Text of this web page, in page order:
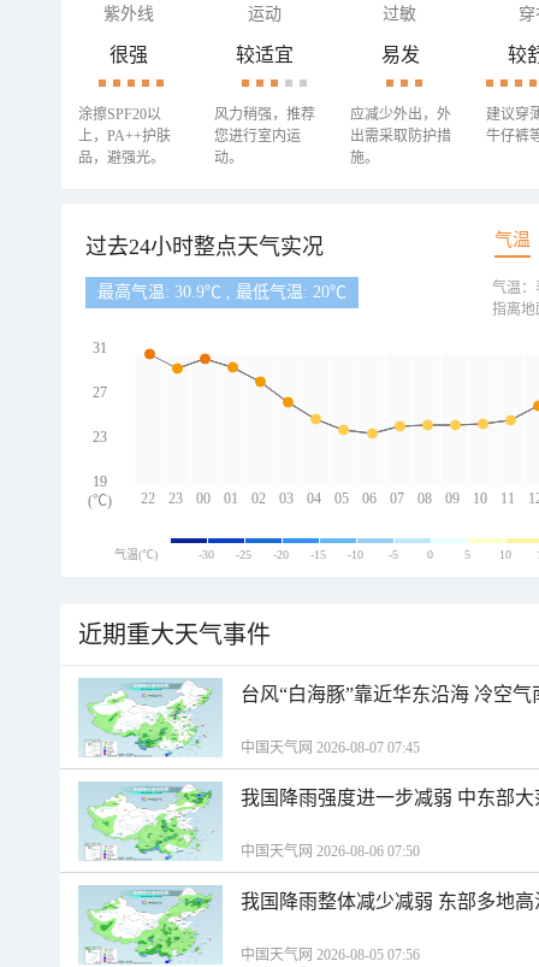
紫外线 运动 过敏 穿
很强
涂擦SPF20以
上，PA++护肤
品，避强光。
较适宜
风力稍强，推荐
您进行室内运
动。
易发
应减少外出，外
出需采取防护措
施。
较
建议穿
牛仔裤
过去24小时整点天气实况 气温
最高气温: 30.9℃ , 最低气温: 20℃
22 23 00 01 02 03 04 05 06 07 08 09 10 11
31
27
23
19
(℃)
气温：
指离地
气温(℃) -30 -25 -20 -15 -10 -5 0 5 10
近期重大天气事件
台风“白海豚”靠近华东沿海 冷空
中国天气网 2026-08-07 07:45
我国降雨强度进一步减弱 中东部
中国天气网 2026-08-06 07:50
我国降雨整体减少减弱 东部多地
中国天气网 2026-08-05 07:56